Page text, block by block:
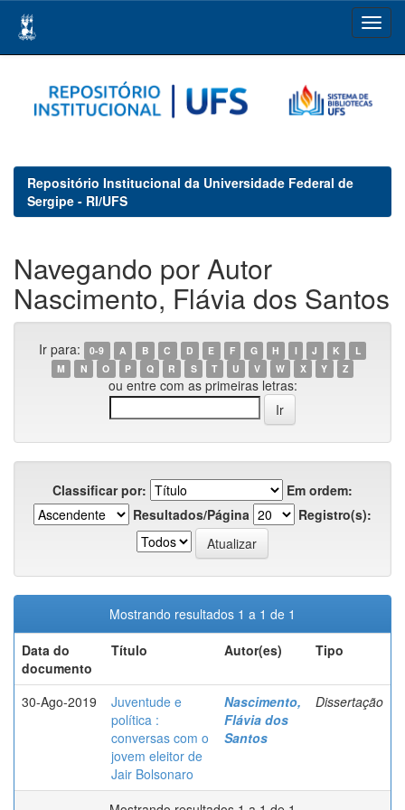
navigation
Repositório Institucional da Universidade Federal de
Sergipe - RI/UFS
Navegando por Autor
Nascimento, Flávia dos Santos
Ir para: 0-9 A B C D E F G H I J K
L
M
N O P Q R S T U V W X Y Z
ou entre com as primeiras letras:
Classificar por:
Em ordem:
Resultados/Página
Registro(s):
Mostrando resultados 1 a 1 de 1
Data do
documento
Título Autor(es) Tipo
30-Ago-2019
Juventude e
política :
conversas com o
jovem eleitor de
Jair Bolsonaro
Nascimento,
Flávia dos
Santos
Dissertação